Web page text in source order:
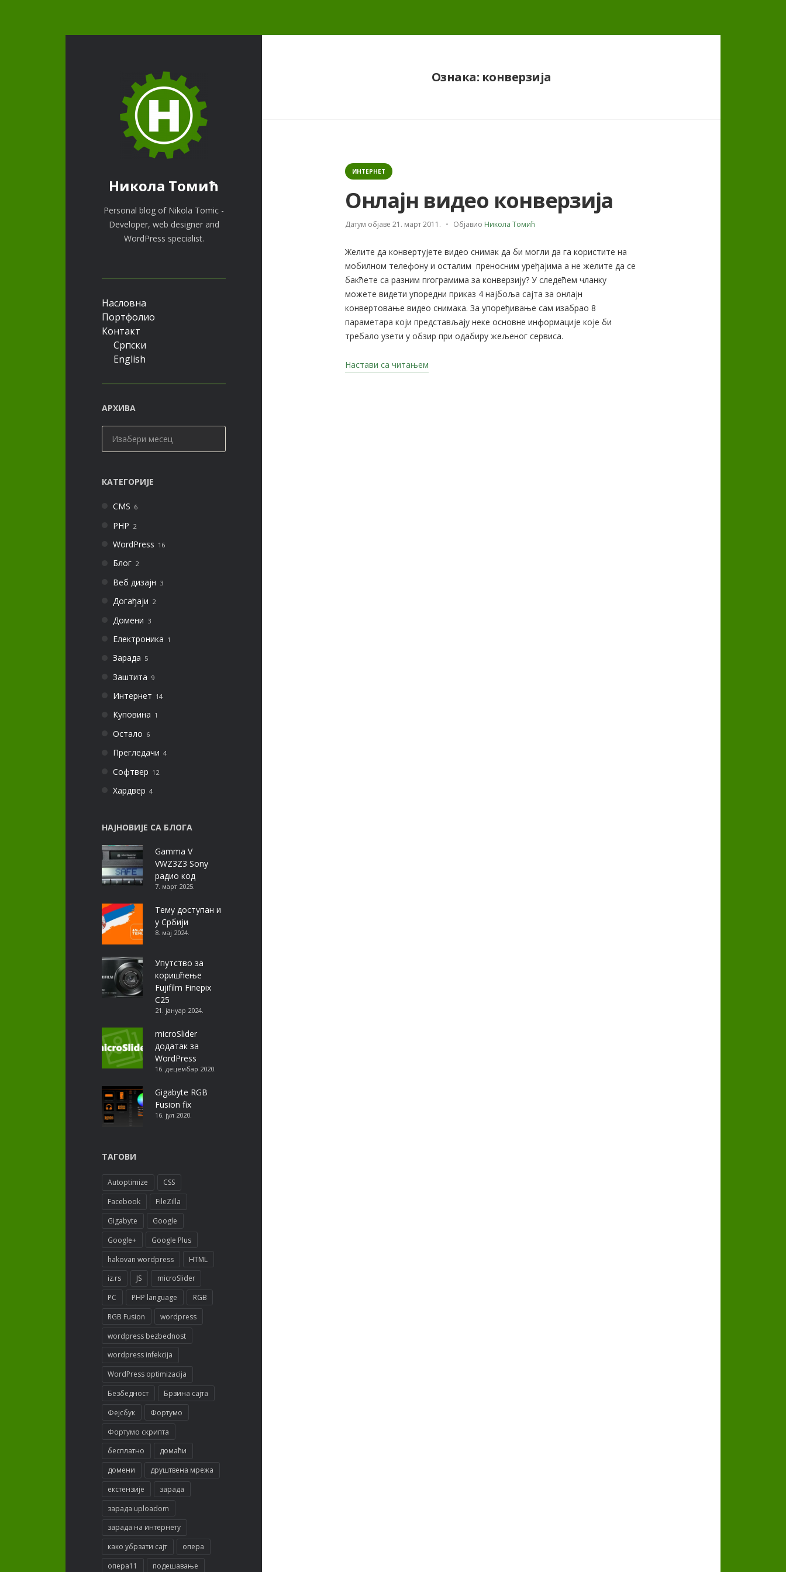
Никола Томић
Personal blog of Nikola Tomic -
Developer, web designer and
WordPress specialist.
Насловна
Портфолио
Контакт
Српски
English
АРХИВА
Архива
КАТЕГОРИЈЕ
CMS 6
PHP 2
WordPress 16
Блог 2
Веб дизајн 3
Догађаји 2
Домени 3
Електроника 1
Зарада 5
Заштита 9
Интернет 14
Куповина 1
Остало 6
Прегледачи 4
Софтвер 12
Хардвер 4
НАЈНОВИЈЕ СА БЛОГА
Gamma V
VWZ3Z3 Sony
радио код
7. март 2025.
Тему доступан и
у Србији
8. мај 2024.
Упутство за
коришћење
Fujifilm Finepix
C25
21. јануар 2024.
microSlider
додатак за
WordPress
16. децембар 2020.
Gigabyte RGB
Fusion fix
16. јул 2020.
ТАГОВИ
Autoptimize
CSS
Facebook
FileZilla
Gigabyte
Google
Google+
Google Plus
hakovan wordpress
HTML
iz.rs
JS
microSlider
PC
PHP language
RGB
RGB Fusion
wordpress
wordpress bezbednost
wordpress infekcija
WordPress optimizacija
Безбедност
Брзина сајта
Фејсбук
Фортумо
Фортумо скрипта
бесплатно
домаћи
домени
друштвена мрежа
екстензије
зарада
зарада uploadom
зарада на интернету
како убрзати сајт
опера
опера11
подешавање
Ознака: конверзија
Categories
ИНТЕРНЕТ
Онлајн видео конверзија
Датум објаве 21. март 2011. Објавио Никола Томић
Желите да конвертујете видео снимак да би могли да га користите на
мобилном телефону и осталим преносним уређајима а не желите да се
бакћете са разним пrограмима за конверзију? У следећем чланку
можете видети упoредни приказ 4 најбољa сајта за онлајн
конвертовање видео снимака. За упоређивање сам изабрао 8
параметара који представљају неке основне информације које би
требало узети у обзир при одабиру жељеног сервиса.
Настави са читањем